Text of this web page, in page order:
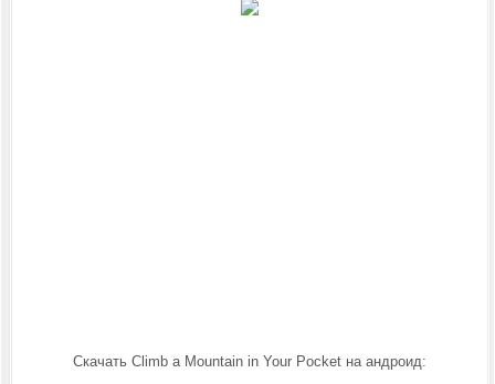
Скачать Climb a Mountain in Your Pocket на андроид: